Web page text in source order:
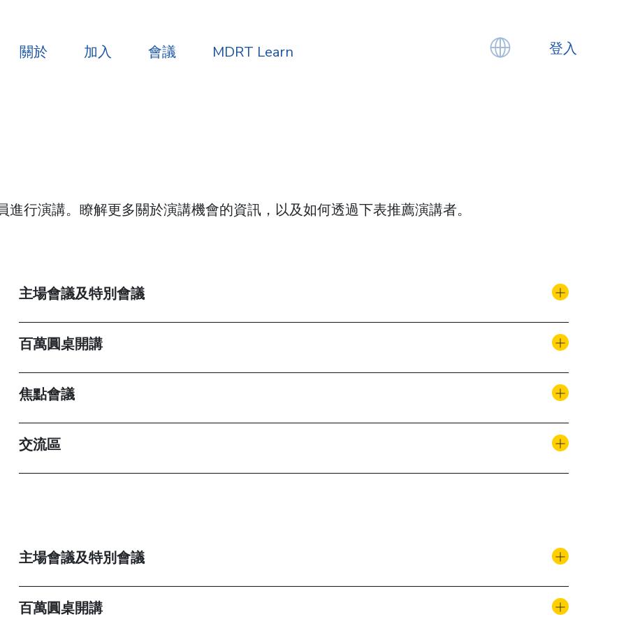
關於 加入 會議 MDRT Learn 登入
行演講。瞭解更多關於演講機會的資訊，以及如何透過下表推薦演講者。
主場會議及特別會議
百萬圓桌開講
焦點會議
交流區
主場會議及特別會議
百萬圓桌開講